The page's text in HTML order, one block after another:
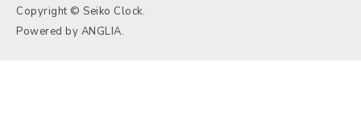
Copyright © Seiko Clock.
Powered by ANGLIA.